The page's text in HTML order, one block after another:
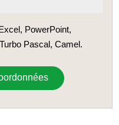
PowerPoint,
Pascal, Camel.